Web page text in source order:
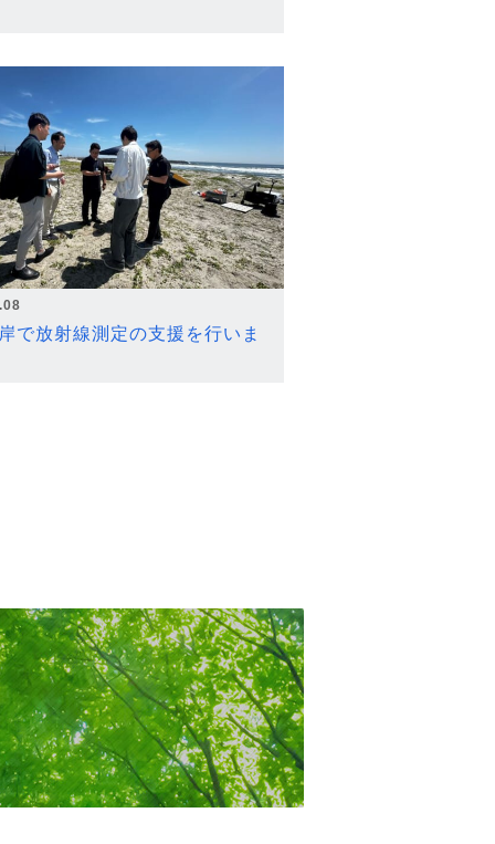
で放射線測定の支援を行いま